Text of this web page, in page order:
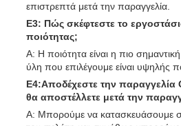
επιστρεπτά μετά την παραγγελία.
Ε3: Πώς σκέφτεστε το
ποιότητας;
Α: Η ποιότητα είναι η πιο
ύλη που επιλέγουμε είναι υψηλής
Ε4:Αποδέχεστε την παραγγελία
θα αποστέλλετε μετά την
Α: Μπορούμε να κατασκευάσουμε